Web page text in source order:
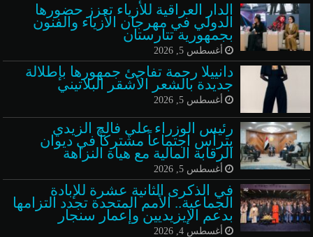
الدار العراقية للأزياء تعزز حضورها
الدولي في مهرجان الأزياء والفنون
بجمهورية تتارستان
أغسطس 5, 2026
دانييلا رحمة تفاجئ جمهورها بإطلالة
جديدة بالشعر الأشقر البلاتيني
أغسطس 5, 2026
رئيس الوزراء علي فالح الزيدي
يترأس اجتماعاً مشتركاً في ديوان
الرقابة المالية مع هيأة النزاهة
أغسطس 5, 2026
في الذكرى الثانية عشرة للإبادة
الجماعية.. الأمم المتحدة تجدد التزامها
بدعم الإيزيديين وإعمار سنجار
أغسطس 4, 2026